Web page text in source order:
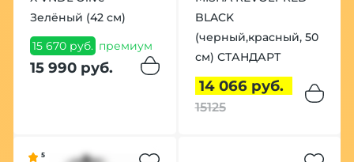
Зелёный (42 см)
15 670 руб. премиум
15 990 руб.
BLACK
(черный,красный, 50
см) СТАНДАРТ
14 066 руб.
15125
5